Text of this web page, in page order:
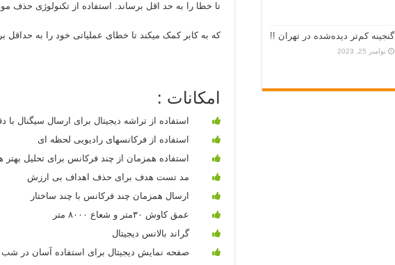
تا خطا را به حد اقل برساند. استفاده از تکنولوژی حذف
که به کابر کمک میکند تا خطای عملیاتی خود را به حداقل
امکانات :
استفاده از تراشه دیجیتال برای ارسال سیگنال با
استفاده از فرکانسهای رادیویی لحظه ای
استفاده همزمان از چند فرکانس برای تحلیل بهتر
مد تست هدف برای حذف اهداف بی ارزش
ارسال همزمان چند فرکانس با چند ساختار
عمق کاوش ۳۰متر و شعاع ۸۰۰۰ متر
گراند بالانس دیجیتال
صفحه نمایش دیجیتال برای استفاده آسان در شب
گنجینه کم‌تر دیده‌شده در تهران !!
نوامبر 25, 2023